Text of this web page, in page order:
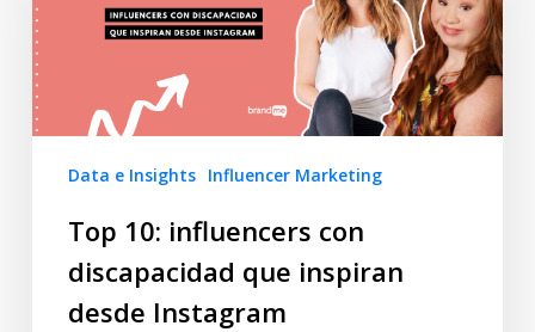
Data e Insights Influencer Marketing
Top 10: influencers con
discapacidad que inspiran
desde Instagram